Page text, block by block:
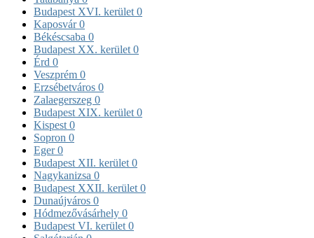
Budapest XVI. kerület 0
Kaposvár0
Békéscsaba 0
Budapest XX. kerület 0
Érd 0
Veszprém 0
Erzsébetváros 0
Zalaegerszeg 0
Budapest XIX. kerület 0
Kispest 0
Sopron 0
Eger0
Budapest XII. kerület 0
Nagykanizsa 0
Budapest XXII. kerület 0
Dunaújváros 0
Hódmezővásárhely 0
Budapest VI. kerület 0